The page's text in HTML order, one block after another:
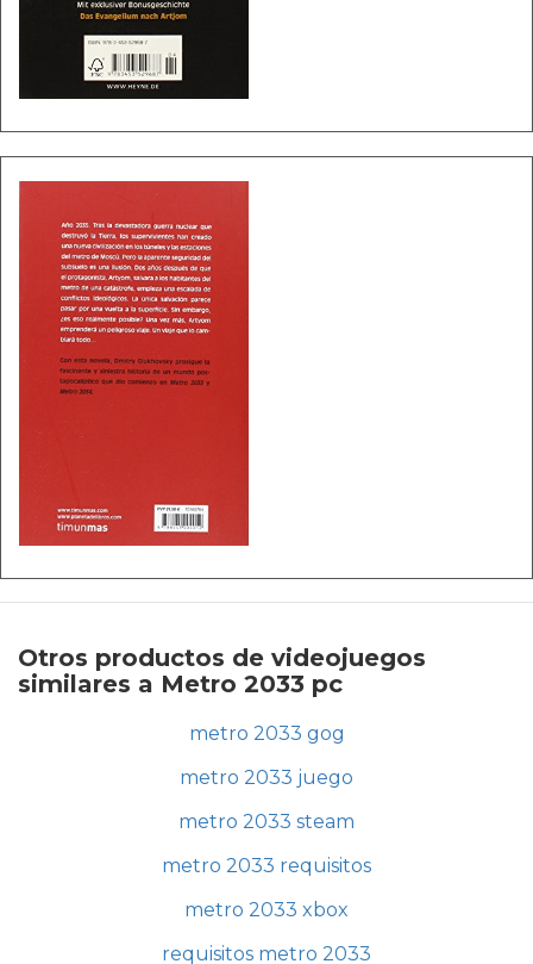
Otros productos de videojuegos
similares a Metro 2033 pc
metro 2033 gog
metro 2033 juego
metro 2033 steam
metro 2033 requisitos
metro 2033 xbox
requisitos metro 2033